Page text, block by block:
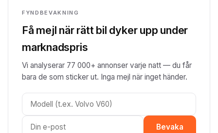
FYNDBEVAKNING
Få mejl när rätt bil dyker upp under
marknadspris
Vi analyserar 77 000+ annonser varje natt — du får
bara de som sticker ut. Inga mejl när inget händer.
Bevaka